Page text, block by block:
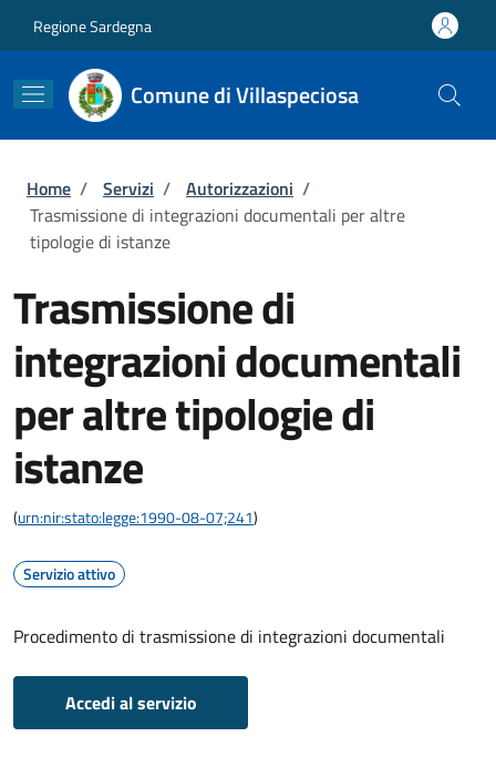
Regione Sardegna
Comune di Villaspeciosa
Briciole di pane
Home / Servizi / Autorizzazioni /
Trasmissione di integrazioni documentali per altre
tipologie di istanze
Trasmissione di
integrazioni documentali
per altre tipologie di
istanze
(urn:nir:stato:legge:1990-08-07;241)
Servizio attivo
Procedimento di trasmissione di integrazioni documentali
Accedi al servizio